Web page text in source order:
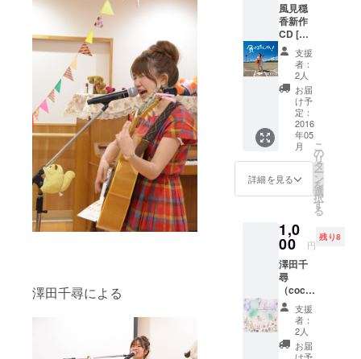
澤田千尋による
風見穏
香新作
CD [負
けるも
んか」
サイン&
メッ
セージ
付き ※
メッ
セージ
は一人
一人違
います
支援
者：
2人
お届
け予
定：
2016
年05
月
詳細を見る
こ
の
リ
タ
ー
ン
を
選
択
す
る
1,0
00 円
残り8
澤田千
尋
（cocor
o)CD「
あなた
とわた
しのコ
コロ繋
支援
者：
2人
お届